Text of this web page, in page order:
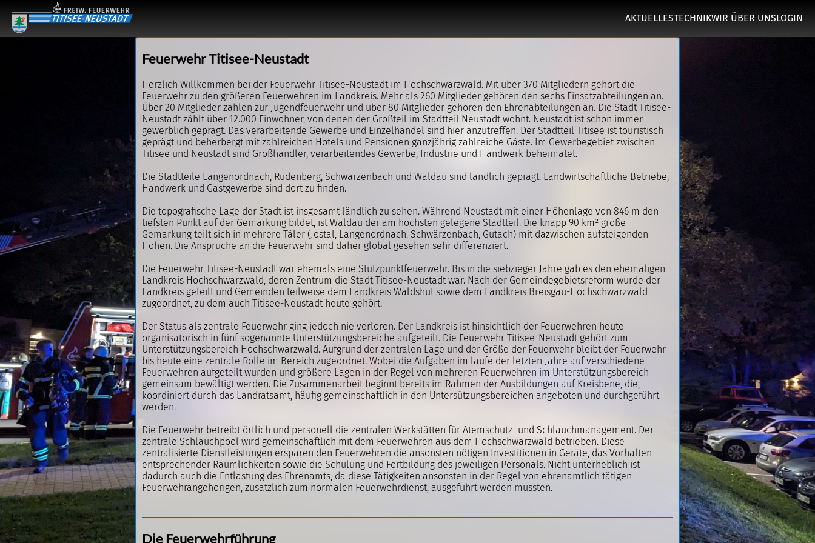
AKTUELLESTECHNIKWIR ÜBER UNSLOGIN
Feuerwehr Titisee-Neustadt
Herzlich Willkommen bei der Feuerwehr Titisee-Neustadt im Hochschwarzwald. Mit über 370 Mitgliedern gehört die
Feuerwehr zu den größeren Feuerwehren im Landkreis. Mehr als 260 Mitglieder gehören den sechs Einsatzabteilungen an.
Über 20 Mitglieder zählen zur Jugendfeuerwehr und über 80 Mitglieder gehören den Ehrenabteilungen an. Die Stadt Titisee-
Neustadt zählt über 12.000 Einwohner, von denen der Großteil im Stadtteil Neustadt wohnt. Neustadt ist schon immer
gewerblich geprägt. Das verarbeitende Gewerbe und Einzelhandel sind hier anzutreffen. Der Stadtteil Titisee ist touristisch
geprägt und beherbergt mit zahlreichen Hotels und Pensionen ganzjährig zahlreiche Gäste. Im Gewerbegebiet zwischen
Titisee und Neustadt sind Großhändler, verarbeitendes Gewerbe, Industrie und Handwerk beheimatet.
Die Stadtteile Langenordnach, Rudenberg, Schwärzenbach und Waldau sind ländlich geprägt. Landwirtschaftliche Betriebe,
Handwerk und Gastgewerbe sind dort zu finden.
Die topografische Lage der Stadt ist insgesamt ländlich zu sehen. Während Neustadt mit einer Höhenlage von 846 m den
tiefsten Punkt auf der Gemarkung bildet, ist Waldau der am höchsten gelegene Stadtteil. Die knapp 90 km² große
Gemarkung teilt sich in mehrere Täler (Jostal, Langenordnach, Schwärzenbach, Gutach) mit dazwischen aufsteigenden
Höhen. Die Ansprüche an die Feuerwehr sind daher global gesehen sehr differenziert.
Die Feuerwehr Titisee-Neustadt war ehemals eine Stützpunktfeuerwehr. Bis in die siebzieger Jahre gab es den ehemaligen
Landkreis Hochschwarzwald, deren Zentrum die Stadt Titisee-Neustadt war. Nach der Gemeindegebietsreform wurde der
Landkreis geteilt und Gemeinden teilweise dem Landkreis Waldshut sowie dem Landkreis Breisgau-Hochschwarzwald
zugeordnet, zu dem auch Titisee-Neustadt heute gehört.
Der Status als zentrale Feuerwehr ging jedoch nie verloren. Der Landkreis ist hinsichtlich der Feuerwehren heute
organisatorisch in fünf sogenannte Unterstützungsbereiche aufgeteilt. Die Feuerwehr Titisee-Neustadt gehört zum
Unterstützungsbereich Hochschwarzwald. Aufgrund der zentralen Lage und der Größe der Feuerwehr bleibt der Feuerwehr
bis heute eine zentrale Rolle im Bereich zugeordnet. Wobei die Aufgaben im laufe der letzten Jahre auf verschiedene
Feuerwehren aufgeteilt wurden und größere Lagen in der Regel von mehreren Feuerwehren im Unterstützungsbereich
gemeinsam bewältigt werden. Die Zusammenarbeit beginnt bereits im Rahmen der Ausbildungen auf Kreisbene, die,
koordiniert durch das Landratsamt, häufig gemeinschaftlich in den Untersützungsbereichen angeboten und durchgeführt
werden.
Die Feuerwehr betreibt örtlich und personell die zentralen Werkstätten für Atemschutz- und Schlauchmanagement. Der
zentrale Schlauchpool wird gemeinschaftlich mit dem Feuerwehren aus dem Hochschwarzwald betrieben. Diese
zentralisierte Dienstleistungen ersparen den Feuerwehren die ansonsten nötigen Investitionen in Geräte, das Vorhalten
entsprechender Räumlichkeiten sowie die Schulung und Fortbildung des jeweiligen Personals. Nicht unterheblich ist
dadurch auch die Entlastung des Ehrenamts, da diese Tätigkeiten ansonsten in der Regel von ehrenamtlich tätigen
Feuerwehrangehörigen, zusätzlich zum normalen Feuerwehrdienst, ausgeführt werden müssten.
Die Feuerwehrführung